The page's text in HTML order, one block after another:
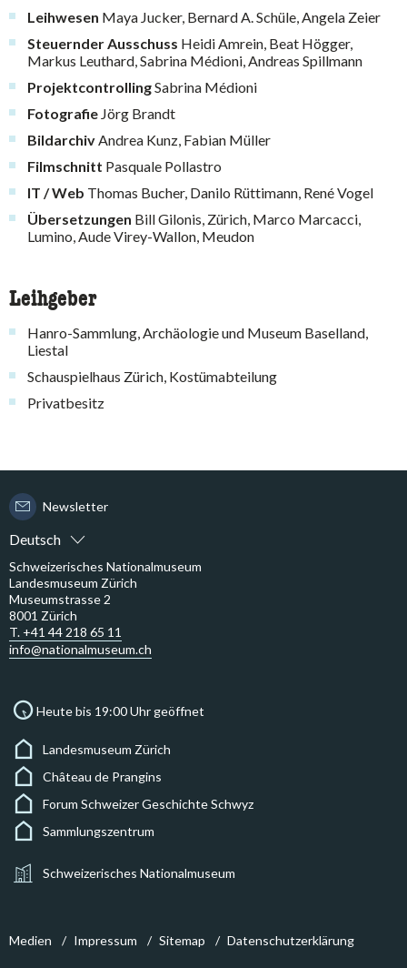
Leihwesen Maya Jucker, Bernard A. Schüle, Angela Zeier
Steuernder Ausschuss Heidi Amrein, Beat Högger,
Markus Leuthard, Sabrina Médioni, Andreas Spillmann
ProjektcontrollingSabrina Médioni
Fotografie Jörg Brandt
Bildarchiv Andrea Kunz, Fabian Müller
Filmschnitt Pasquale Pollastro
IT / Web Thomas Bucher, Danilo Rüttimann, René Vogel
Übersetzungen Bill Gilonis, Zürich, Marco Marcacci,
Lumino, Aude Virey-Wallon, Meudon
Leihgeber
Hanro-Sammlung, Archäologie und Museum Baselland,
Liestal
Schauspielhaus Zürich, Kostümabteilung
Privatbesitz
Deutsch
Newsletter
Schweizerisches Nationalmuseum
Landesmuseum Zürich
Museumstrasse 2
8001 Zürich
T. +41 44 218 65 11
info@nationalmuseum.ch
Heute bis 19:00 Uhr geöffnet
Landesmuseum Zürich
Château de Prangins
Forum Schweizer Geschichte Schwyz
Sammlungszentrum
Schweizerisches Nationalmuseum
Medien Impressum Sitemap Datenschutzerklärung